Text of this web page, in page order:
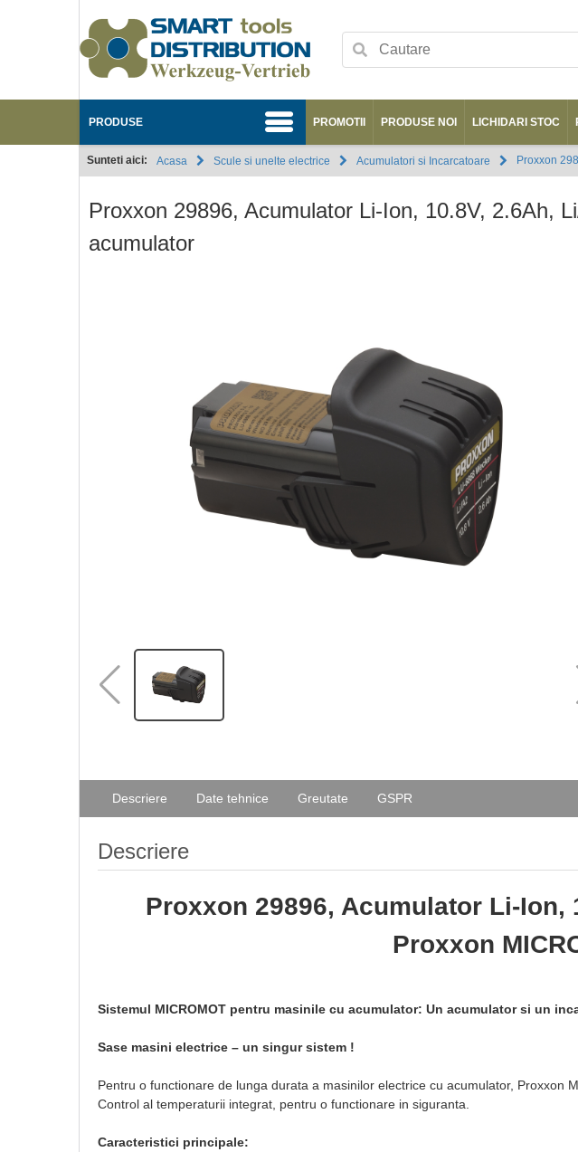
PRODUSE PROMOTII PRODUSE NOI LICHIDARI STOC
Sunteti aici: Acasa Proxxon
Acumulatori si Incarcatoare
Scule si unelte electrice
Proxxon 29896, Acumulator Li-Ion, 10.8V, 2.6Ah,
acumulator
Descriere Date tehnice Greutate GSPR
Descriere
Proxxon 29896, Acumulator Li-Ion,
Proxxon
Sistemul MICROMOT pentru masinile cu acumulator: Un acumulator si un
Sase masini electrice – un singur sistem !
Pentru o functionare de lunga durata a masinilor electrice cu acumulator, Proxxon
Control al temperaturii integrat, pentru o functionare in siguranta.
Caracteristici principale: